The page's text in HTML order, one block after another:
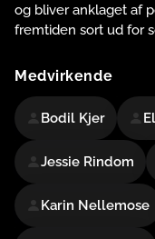
og bliver anklaget af
fremtiden sort ud for
Medvirkende
Bodil Kjer
Jessie Rindom
Karin Nellemose